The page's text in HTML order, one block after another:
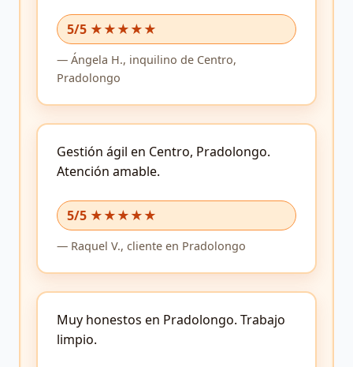
5/5 ★★★★★
— Ángela H., inquilino de Centro,
Pradolongo
5/5 ★★★★★
Gestión ágil en Centro, Pradolongo.
Atención amable.
— Raquel V., cliente en Pradolongo
Muy honestos en Pradolongo. Trabajo
limpio.